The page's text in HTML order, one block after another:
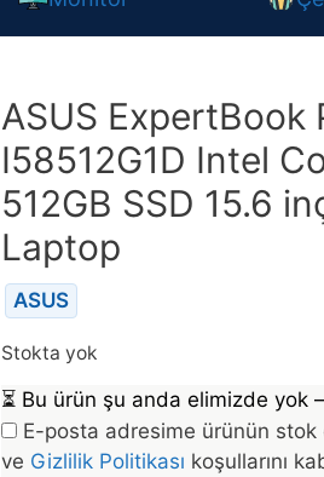
ASUS ExpertBook
I58512G1D Intel
512GB SSD 15.6
Laptop
ASUS
Stokta yok
⏳ Bu ürün şu anda elimizde
E-posta adresime ürünün
ve Gizlilik Politikası koşullarını